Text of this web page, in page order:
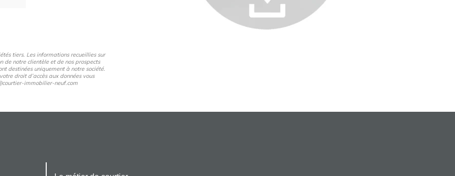
tiers. Les informations recueillies sur
de notre clientèle et de nos prospects
destinées uniquement à notre société.
droit d’accès aux données vous
immobilier-neuf.com